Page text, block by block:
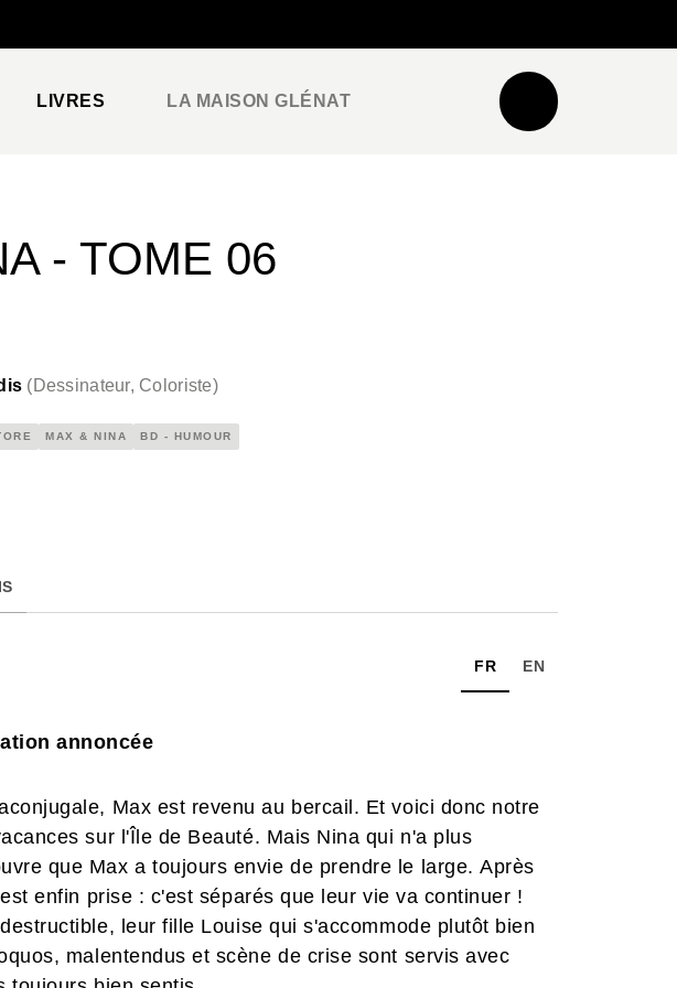
LIVRES LA MAISON GLÉNAT
- TOME 06
(Dessinateur, Coloriste)
MAX & NINA BD - HUMOUR
FR EN
annoncée
Max est revenu au bercail. Et voici donc notre
sur l'Île de Beauté. Mais Nina qui n'a plus
que Max a toujours envie de prendre le large. Après
enfin prise : c'est séparés que leur vie va continuer !
leur fille Louise qui s'accommode plutôt bien
malentendus et scène de crise sont servis avec